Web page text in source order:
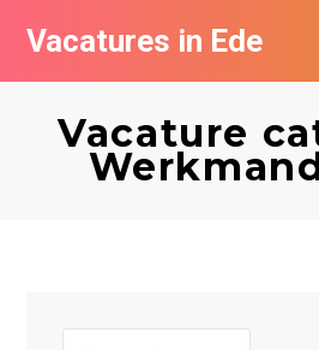
Vacatures in Ede
Vacature
Vacatures bij bedrijven in Ede